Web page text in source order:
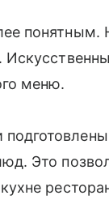
понятным.
меню.
Это